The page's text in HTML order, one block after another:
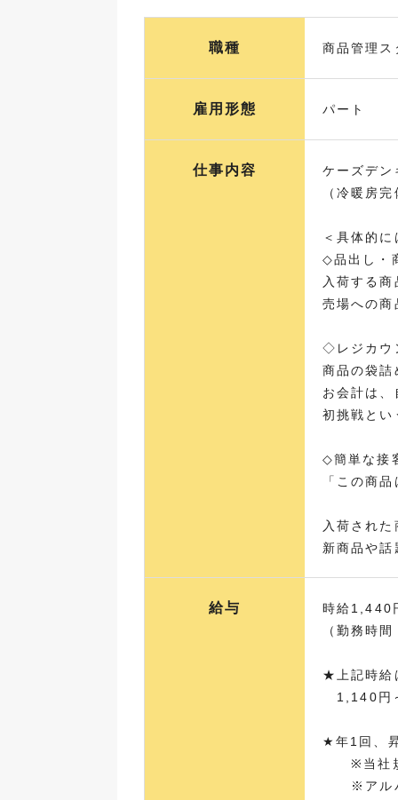
職種 商品管理ス
雇用形態 パート
仕事内容
ケーズデン
（冷暖房
＜具体的に
◇品出し・
入荷する
売場への商
◇レジカウ
商品の袋詰
お会計は
初挑戦とい
◇簡単な接
「この商
入荷され
新商品や
給与
時給1,440
（勤務時
★上記時給
1,140円
★年1回、
※当社規
※アルバ